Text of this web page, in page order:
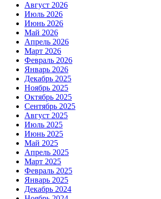
Август 2026
Июль 2026
Июнь 2026
Май 2026
Апрель 2026
Март 2026
Февраль 2026
Январь 2026
Декабрь 2025
Ноябрь 2025
Октябрь 2025
Сентябрь 2025
Август 2025
Июль 2025
Июнь 2025
Май 2025
Апрель 2025
Март 2025
Февраль 2025
Январь 2025
Декабрь 2024